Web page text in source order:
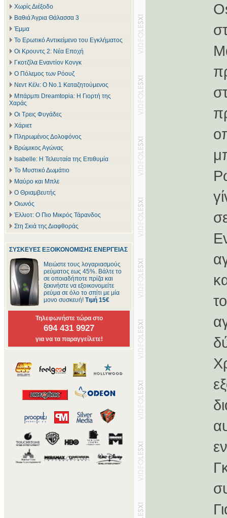
Χωρίς Διέξοδο
Βαθιά Άγρια Θάλασσα 3
Έμμα
Το Ερωτικό Αντικείμενο του Εγκλήματος
Οι Κρουντς 2: Νέα Εποχή
Γκοτζίλα Εναντίον Κονγκ
Ο Πόλεμος των Ρόουζ
Νεντ Κέλι: Ο Νο.1 Καταζητούμενος
Μπάρμπι Dreamtopia: Η Γιορτή της
Χαράς
Οι Τρεις Φυγάδες
Χάριετ
Πληρωμένος Δολοφόνος
Βρώμικος Αγώνας
Isabelle: Η Τελευταία της Επιθυμία
Το Μυστικό Δωμάτιο
Μαύρο και Μπλε
Ο Θριαμβευτής
Οιωνός
Έλλιοτ: Ο Πιο Μικρός Τάρανδος
Στη Σκιά της Διαφθοράς
ΣΥΣΚΕΥΕΣ ΕΞΟΙΚΟΝΟΜΙΣΗΣ ΕΝΕΡΓΕΙΑΣ
Μειώστε τους λογαριασμούς
ρεύματος εως 45%. Βάλτε το
σε οποιαδήποτε πρίζα και
ξεκινήστε να εξοικονομείτε
ρεύμα σε όλο το σπίτι με μία
μονο συσκευή! Τιμή 15€
Τηλεφωνήστε τώρα στο
694 431 9927
για να τα παραγγείλετε!